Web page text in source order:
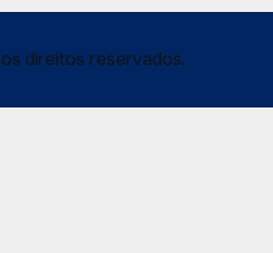
direitos reservados.